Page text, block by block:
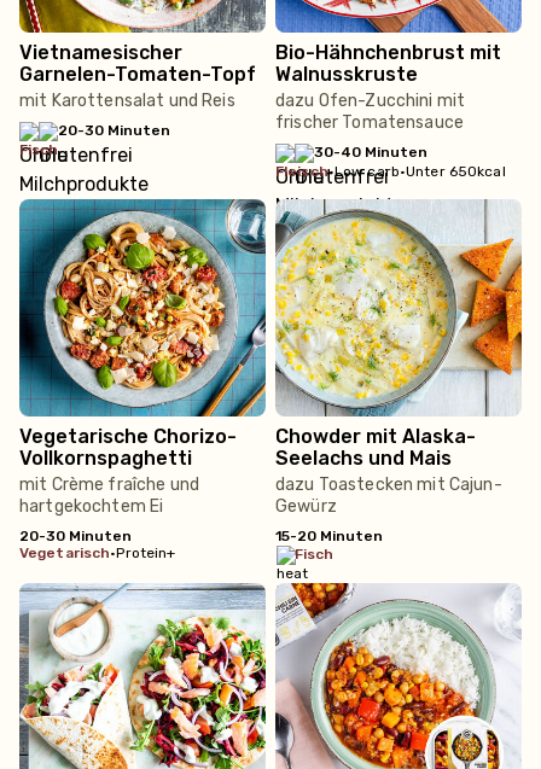
Vietnamesischer
Garnelen-Tomaten-Topf
mit Karottensalat und Reis
20-30 Minuten
fisch
Bio-Hähnchenbrust mit
Walnusskruste
dazu Ofen-Zucchini mit
frischer Tomatensauce
30-40 Minuten
fleisch•Low carb•Unter 650kcal
Vegetarische Chorizo-
Vollkornspaghetti
mit Crème fraîche und
hartgekochtem Ei
20-30 Minuten
vegetarisch•Protein+
Chowder mit Alaska-
Seelachs und Mais
dazu Toastecken mit Cajun-
Gewürz
15-20 Minuten
fisch